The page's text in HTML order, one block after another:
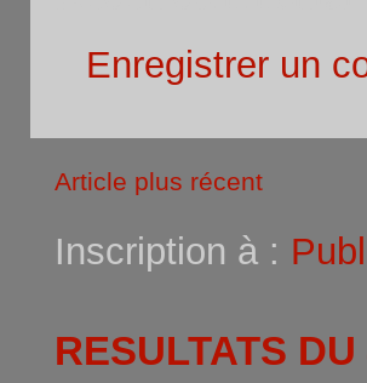
Enregistrer un
Article plus récent
Inscription à :
RESULTATS